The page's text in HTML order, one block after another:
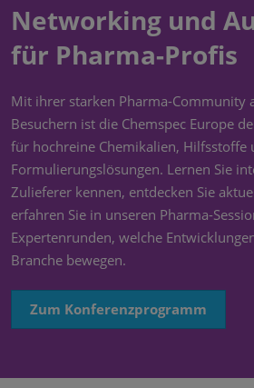
Networking und
für Pharma-Profis
Mit ihrer starken Pharma-Community
Besuchern ist die Chemspec Europe
für hochreine Chemikalien, Hilfsstoffe
Formulierungslösungen. Lernen Sie
Zulieferer kennen, entdecken Sie
erfahren Sie in unseren Pharma-
Expertenrunden, welche
Branche bewegen.
Zum Konferenzprogramm